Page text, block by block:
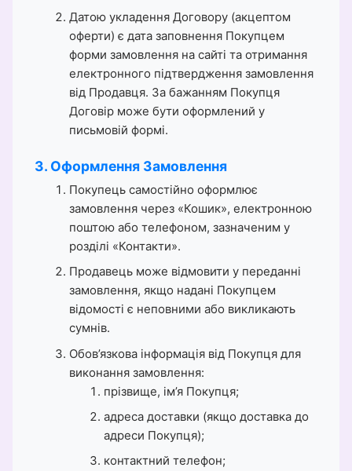
Датою укладення Договору (акцептом
оферти) є дата заповнення Покупцем
форми замовлення на сайті та отримання
електронного підтвердження замовлення
від Продавця. За бажанням Покупця
Договір може бути оформлений у
письмовій формі.
3. Оформлення Замовлення
Покупець самостійно оформлює
замовлення через «Кошик», електронною
поштою або телефоном, зазначеним у
розділі «Контакти».
Продавець може відмовити у переданні
замовлення, якщо надані Покупцем
відомості є неповними або викликають
сумнів.
Обов’язкова інформація від Покупця для
виконання замовлення:
прізвище, ім’я Покупця;
адреса доставки (якщо доставка до
адреси Покупця);
контактний телефон;